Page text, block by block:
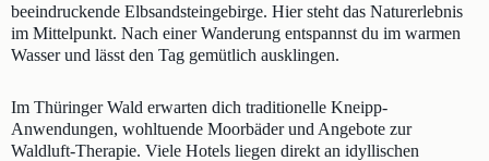
beeindruckende Elbsandsteingebirge. Hier steht das Naturerlebnis
im Mittelpunkt. Nach einer Wanderung entspannst du im warmen
Wasser und lässt den Tag gemütlich ausklingen.
Im Thüringer Wald erwarten dich traditionelle Kneipp-
Anwendungen, wohltuende Moorbäder und Angebote zur
Waldluft-Therapie. Viele Hotels liegen direkt an idyllischen